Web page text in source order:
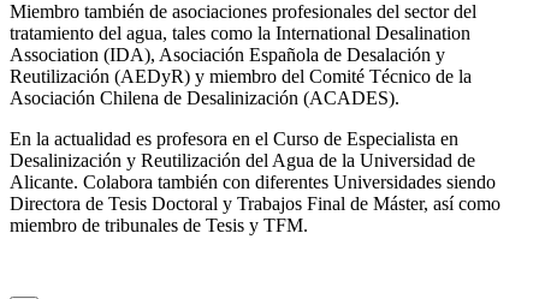
Miembro también de asociaciones profesionales del sector del
tratamiento del agua, tales como la International Desalination
Association (IDA), Asociación Española de Desalación y
Reutilización (AEDyR) y miembro del Comité Técnico de la
Asociación Chilena de Desalinización (ACADES).
En la actualidad es profesora en el Curso de Especialista en
Desalinización y Reutilización del Agua de la Universidad de
Alicante. Colabora también con diferentes Universidades siendo
Directora de Tesis Doctoral y Trabajos Final de Máster, así como
miembro de tribunales de Tesis y TFM.